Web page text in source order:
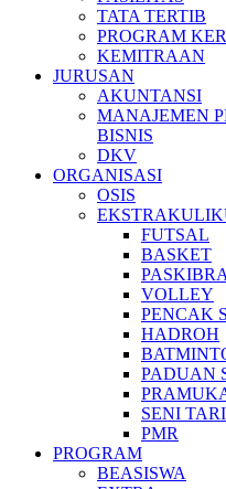
TATA TERTIB
PROGRAM
KEMITRAAN
JURUSAN
AKUNTANSI
MANAJEMEN
BISNIS
DKV
ORGANISASI
OSIS
FUTSAL
BASKET
PASKIBRA
VOLLEY
PENCAK
HADROH
PADUAN
SENI
PMR
PROGRAM
BEASISWA